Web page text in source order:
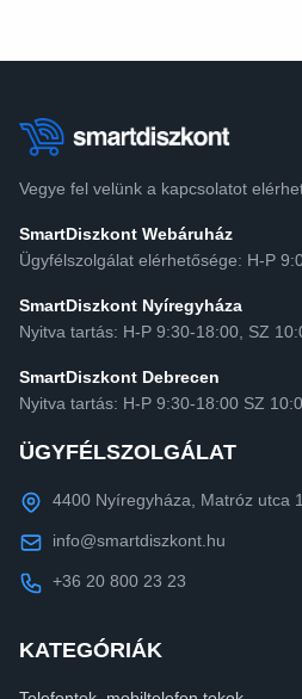
Vegye fel velünk a kapcsolatot
SmartDiszkont Webáruház
Ügyfélszolgálat elérhetősége: H-P
SmartDiszkont Nyíregyháza
Nyitva tartás: H-P 9:30-18:00, SZ
SmartDiszkont Debrecen
Nyitva tartás: H-P 9:30-18:00 SZ
ÜGYFÉLSZOLGÁLAT
4400 Nyíregyháza, Matróz utca
info@smartdiszkont.hu
+36 20 800 23 23
KATEGÓRIÁK